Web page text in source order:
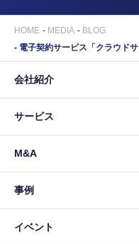
HOME MEDIA
BLOG
電子契約サービス「クラウド
会社紹介
サービス
M&A
事例
イベント